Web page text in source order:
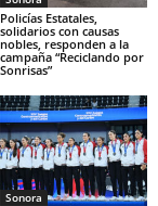
Policías Estatales,
solidarios con causas
nobles, responden a la
campaña “Reciclando por
Sonrisas”
Sonora